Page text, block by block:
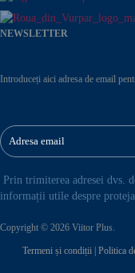
NEWSLETTER
Introduceți aici adresa de email
Prin trimiterea adresei dvs.
informații utile despre
Copyright © 2026 Viitor Plus.
Termeni și condiții Politica